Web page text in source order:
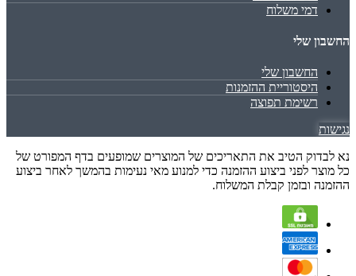
דמי משלוח
החשבון שלי
החשבון שלי
היסטוריית ההזמנות
רשימת תפוצה
נגישות
נא לבדוק הטיב את התאריכים של המוצרים שמופעים בדף המפורט של
כל מוצר לפני ביצוע ההזמנה כדי למנוע מאי נעימות בהמשך לאחר ביצוע
ההזמנה ובזמן קבלת המשלוח.